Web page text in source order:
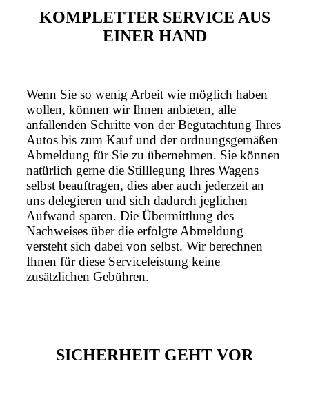
KOMPLETTER SERVICE AUS
EINER HAND
Wenn Sie so wenig Arbeit wie möglich haben
wollen, können wir Ihnen anbieten, alle
anfallenden Schritte von der Begutachtung Ihres
Autos bis zum Kauf und der ordnungsgemäßen
Abmeldung für Sie zu übernehmen. Sie können
natürlich gerne die Stilllegung Ihres Wagens
selbst beauftragen, dies aber auch jederzeit an
uns delegieren und sich dadurch jeglichen
Aufwand sparen. Die Übermittlung des
Nachweises über die erfolgte Abmeldung
versteht sich dabei von selbst. Wir berechnen
Ihnen für diese Serviceleistung keine
zusätzlichen Gebühren.
SICHERHEIT GEHT VOR